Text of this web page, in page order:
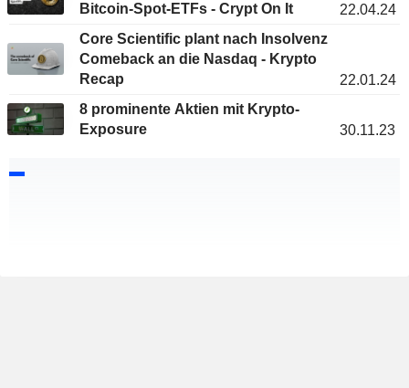
Bitcoin-Spot-ETFs - Crypt On It
22.04.24
Core Scientific plant nach Insolvenz
Comeback an die Nasdaq - Krypto
Recap
22.01.24
8 prominente Aktien mit Krypto-
Exposure
30.11.23